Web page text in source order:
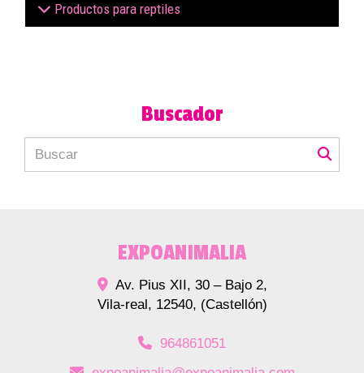
Productos para reptiles
Buscador
EXPOANIMALIA
Av. Pius XII, 30 – Bajo 2,
Vila-real, 12540, (Castellón)
964861051